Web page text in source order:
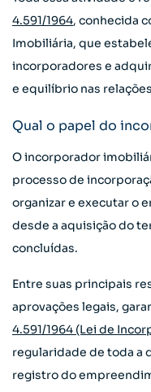
4.591/1964, conhecida
Imobiliária, que
incorporadores e
e equilíbrio nas
Qual o papel do
O incorporador
processo de
organizar e executar o
desde a aquisição do
concluídas.
Entre suas principais
aprovações legais,
4.591/1964 (Lei de
regularidade de toda a
registro do